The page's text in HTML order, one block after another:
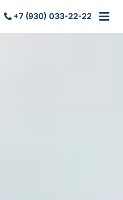
+7 (930) 033-22-22